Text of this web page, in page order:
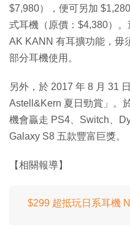
$7,980），便可另加
式耳機（原價：$4,380）。
AK KANN 有耳擴功能，毋
部分耳機使用。
另外，於 2017 年 8 月 31
Astell&Kern 夏日勁賞」。
機會贏走 PS4、Switch、
Galaxy S8 五款豐富巨獎。
【相關報導】
$299 超抵玩日系耳機